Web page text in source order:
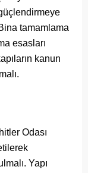
tamamlama
esasları
kanun
Odası
Yapı